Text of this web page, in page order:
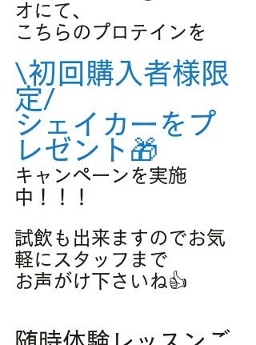
オにて、
こちらのプロテインを
\初回購入者様限
定/
シェイカーをプ
レゼント🎁
キャンペーンを実施
中！！！
試飲も出来ますのでお気
軽にスタッフまで
お声がけ下さいね👍